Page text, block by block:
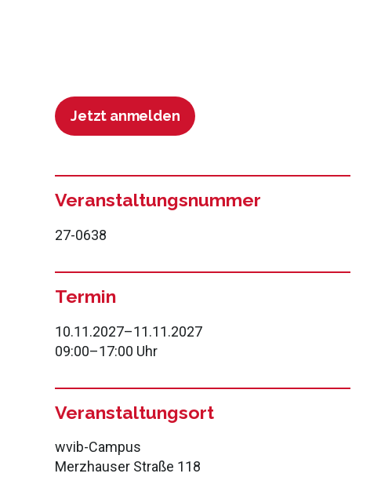
Jetzt anmelden
Veranstaltungsnummer
27-0638
Termin
10.11.2027–11.11.2027
09:00–17:00 Uhr
Veranstaltungsort
wvib-Campus
Merzhauser Straße 118